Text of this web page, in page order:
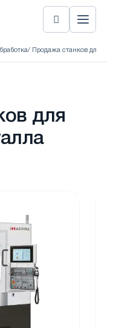
/ Продажа станков для
для